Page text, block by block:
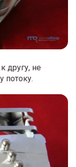
другу, не
потоку.